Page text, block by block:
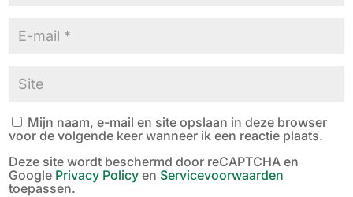
Mijn naam, e-mail en site opslaan in deze browser
voor de volgende keer wanneer ik een reactie plaats.
Deze site wordt beschermd door reCAPTCHA en
Google Privacy Policy en Servicevoorwaarden
toepassen.